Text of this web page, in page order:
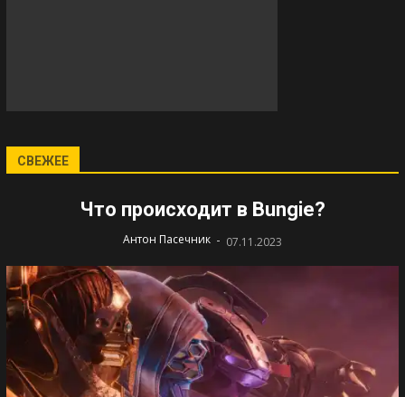
СВЕЖЕЕ
Что происходит в Bungie?
Антон Пасечник - 07.11.2023